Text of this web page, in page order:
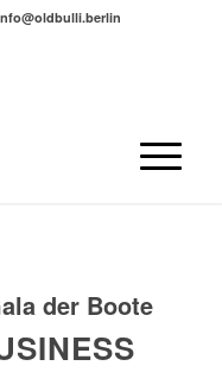
der Boote